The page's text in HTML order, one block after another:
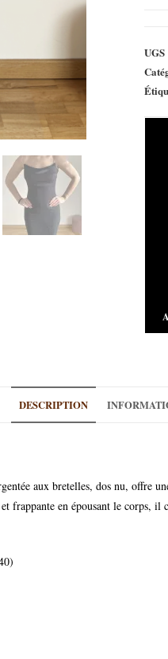
UGS
DESCRIPTION
aux bretelles, dos nu, offre
et frappante en épousant le corps, il